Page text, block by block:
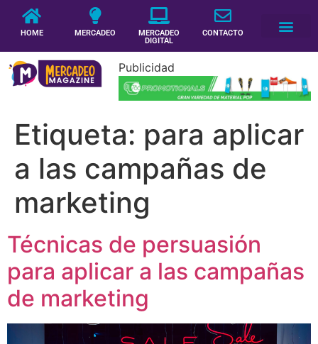
HOME MERCADEO
MERCADEO
DIGITAL
CONTACTO
Publicidad
Etiqueta: para aplicar
a las campañas de
marketing
Técnicas de persuasión
para aplicar a las campañas
de marketing